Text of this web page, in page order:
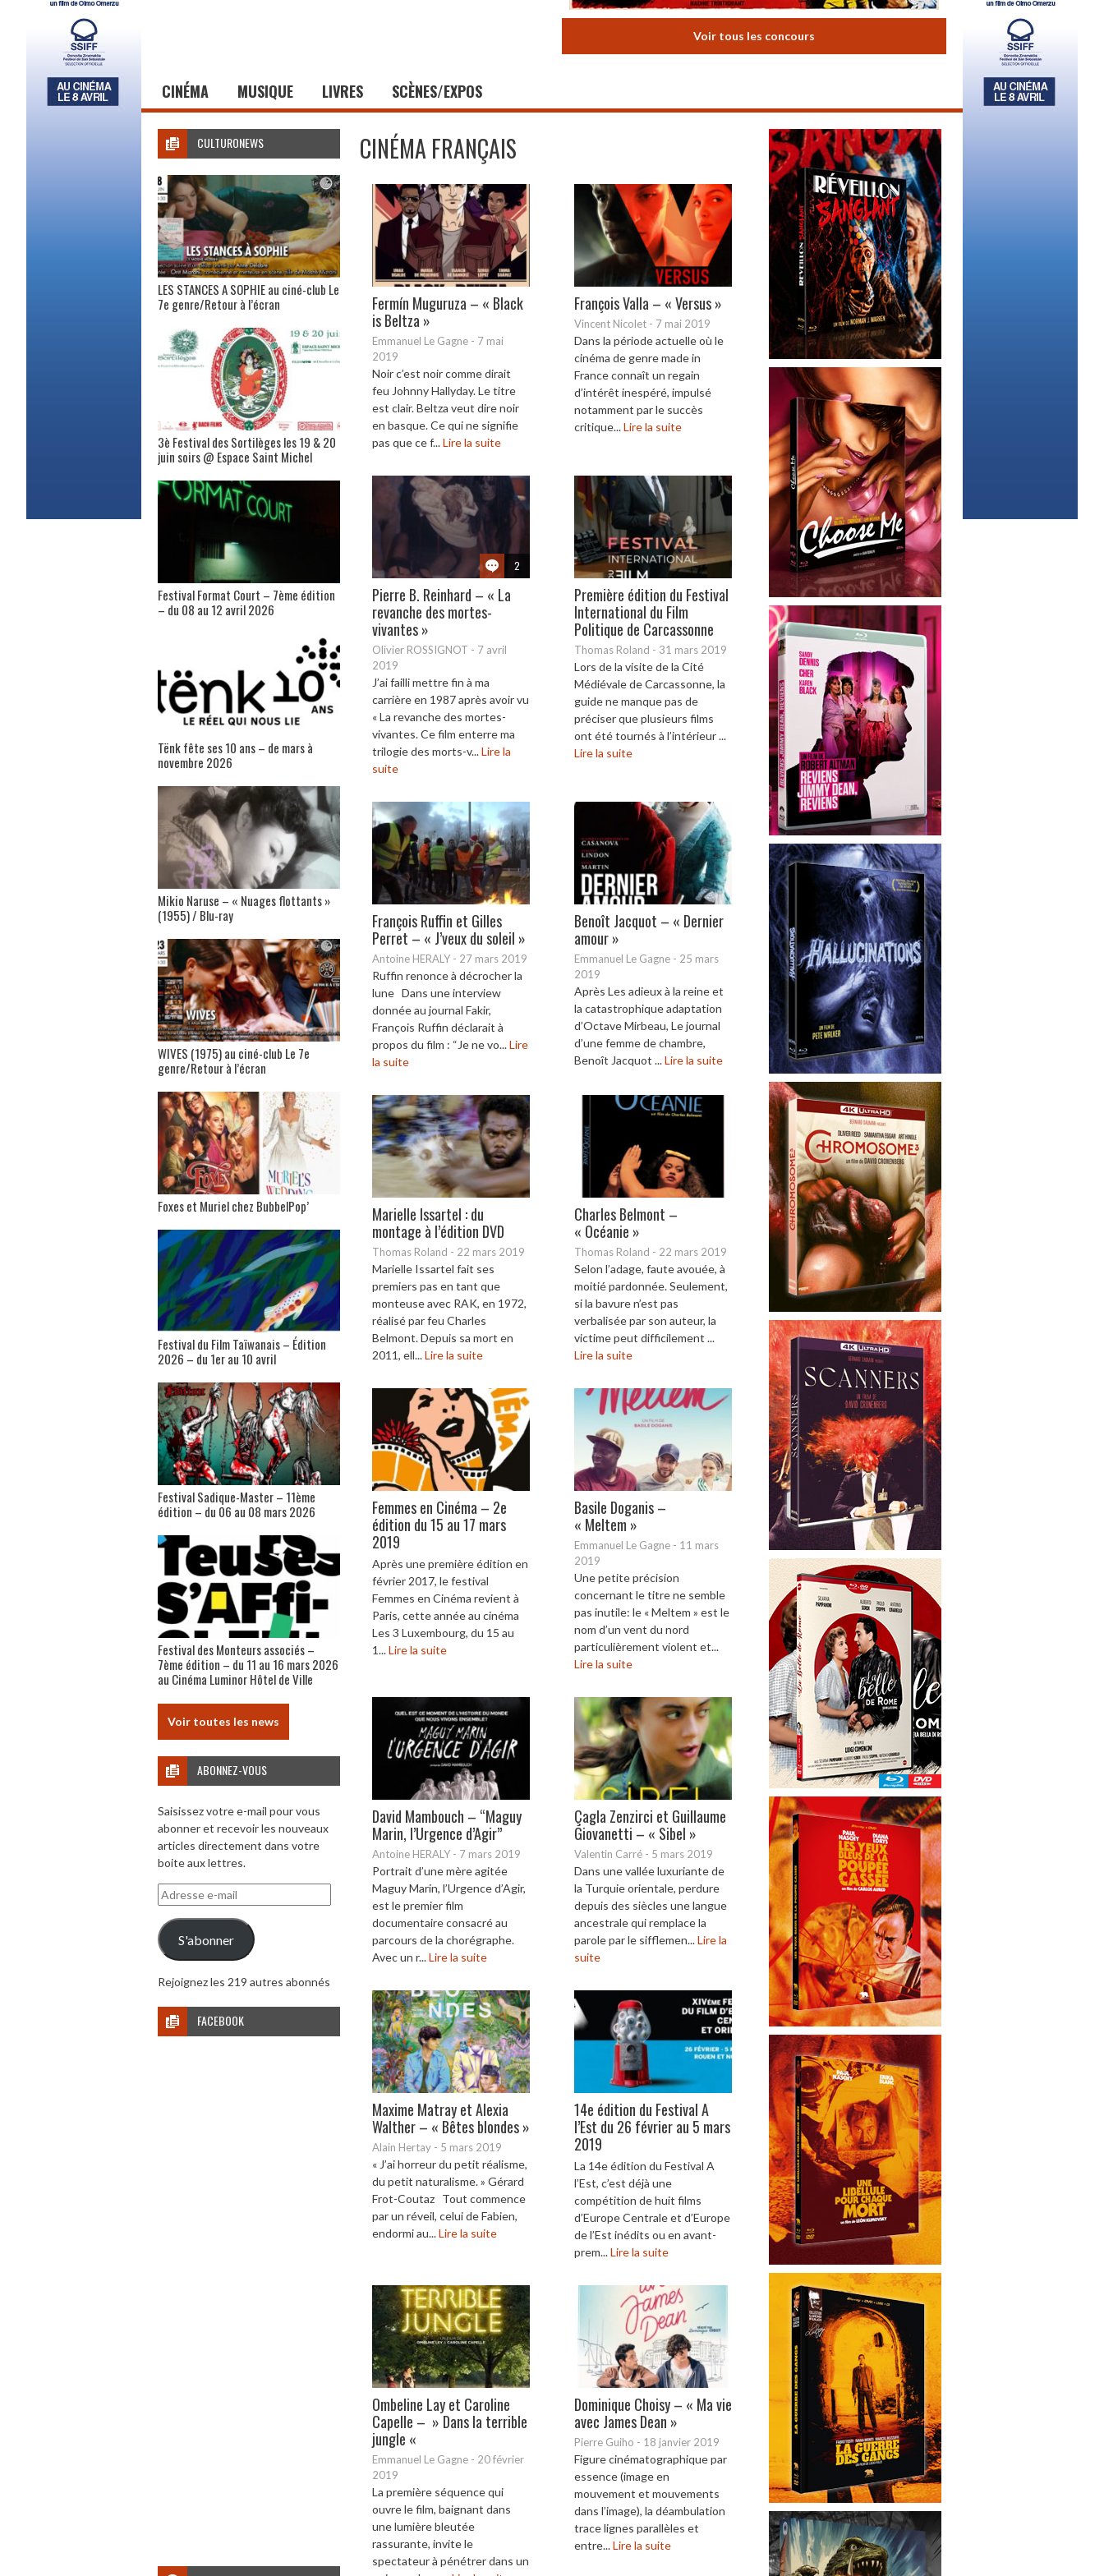
Voir tous les concours
CINÉMA MUSIQUE LIVRES SCÈNES/EXPOS
CINÉMA FRANÇAIS
Fermín Muguruza – « Black
is Beltza »
Emmanuel Le Gagne - 7 mai
2019
Noir c’est noir comme dirait
feu Johnny Hallyday. Le titre
est clair. Beltza veut dire noir
en basque. Ce qui ne signifie
pas que ce f...Lire la suite
François Valla – « Versus »
Vincent Nicolet - 7 mai 2019
Dans la période actuelle où le
cinéma de genre made in
France connaît un regain
d’intérêt inespéré, impulsé
notamment par le succès
critique...Lire la suite
2
Pierre B. Reinhard – « La
revanche des mortes-
vivantes »
Olivier ROSSIGNOT - 7 avril
2019
J’ai failli mettre fin à ma
carrière en 1987 après avoir vu
« La revanche des mortes-
vivantes. Ce film enterre ma
trilogie des morts-v...Lire la
suite
Première édition du Festival
International du Film
Politique de Carcassonne
Thomas Roland - 31 mars 2019
Lors de la visite de la Cité
Médiévale de Carcassonne, la
guide ne manque pas de
préciser que plusieurs films
ont été tournés à l’intérieur ...
Lire la suite
François Ruffin et Gilles
Perret – « J’veux du soleil »
Antoine HERALY - 27 mars 2019
Ruffin renonce à décrocher la
lune Dans une interview
donnée au journal Fakir,
François Ruffin déclarait à
propos du film : “Je ne vo...Lire
la suite
Benoît Jacquot – « Dernier
amour »
Emmanuel Le Gagne - 25 mars
2019
Après Les adieux à la reine et
la catastrophique adaptation
d’Octave Mirbeau, Le journal
d’une femme de chambre,
Benoît Jacquot ...Lire la suite
Marielle Issartel : du
montage à l’édition DVD
Thomas Roland - 22 mars 2019
Marielle Issartel fait ses
premiers pas en tant que
monteuse avec RAK, en 1972,
réalisé par feu Charles
Belmont. Depuis sa mort en
2011, ell...Lire la suite
Charles Belmont –
« Océanie »
Thomas Roland - 22 mars 2019
Selon l’adage, faute avouée, à
moitié pardonnée. Seulement,
si la bavure n’est pas
verbalisée par son auteur, la
victime peut difficilement ...
Lire la suite
Femmes en Cinéma – 2e
édition du 15 au 17 mars
2019
Après une première édition en
février 2017, le festival
Femmes en Cinéma revient à
Paris, cette année au cinéma
Les 3 Luxembourg, du 15 au
1...Lire la suite
Basile Doganis –
« Meltem »
Emmanuel Le Gagne - 11 mars
2019
Une petite précision
concernant le titre ne semble
pas inutile: le « Meltem » est le
nom d’un vent du nord
particulièrement violent et...
Lire la suite
David Mambouch – “Maguy
Marin, l’Urgence d’Agir”
Antoine HERALY - 7 mars 2019
Portrait d’une mère agitée
Maguy Marin, l’Urgence d’Agir,
est le premier film
documentaire consacré au
parcours de la chorégraphe.
Avec un r...Lire la suite
Çagla Zenzirci et Guillaume
Giovanetti – « Sibel »
Valentin Carré - 5 mars 2019
Dans une vallée luxuriante de
la Turquie orientale, perdure
depuis des siècles une langue
ancestrale qui remplace la
parole par le sifflemen...Lire la
suite
Maxime Matray et Alexia
Walther – « Bêtes blondes »
Alain Hertay - 5 mars 2019
« J’ai horreur du petit réalisme,
du petit naturalisme. » Gérard
Frot-Coutaz Tout commence
par un réveil, celui de Fabien,
endormi au...Lire la suite
14e édition du Festival A
l’Est du 26 février au 5 mars
2019
La 14e édition du Festival A
l’Est, c’est déjà une
compétition de huit films
d’Europe Centrale et d’Europe
de l’Est inédits ou en avant-
prem...Lire la suite
Ombeline Lay et Caroline
Capelle – » Dans la terrible
jungle «
Emmanuel Le Gagne - 20 février
2019
La première séquence qui
ouvre le film, baignant dans
une lumière bleutée
rassurante, invite le
spectateur à pénétrer dans un
Dominique Choisy – « Ma vie
avec James Dean »
Pierre Guiho - 18 janvier 2019
Figure cinématographique par
essence (image en
mouvement et mouvements
dans l’image), la déambulation
trace lignes parallèles et
entre...Lire la suite
CULTURONEWS
LES STANCES A SOPHIE au ciné-club Le
7e genre/Retour à l’écran
3è Festival des Sortilèges les 19 & 20
juin soirs @ Espace Saint Michel
Festival Format Court – 7ème édition
– du 08 au 12 avril 2026
Tënk fête ses 10 ans – de mars à
novembre 2026
Mikio Naruse – « Nuages flottants »
(1955) / Blu-ray
WIVES (1975) au ciné-club Le 7e
genre/Retour à l’écran
Foxes et Muriel chez BubbelPop’
Festival du Film Taïwanais – Édition
2026 – du 1er au 10 avril
Festival Sadique-Master – 11ème
édition – du 06 au 08 mars 2026
Festival des Monteurs associés –
7ème édition – du 11 au 16 mars 2026
au Cinéma Luminor Hôtel de Ville
Voir toutes les news
ABONNEZ-VOUS
Saisissez votre e-mail pour vous
abonner et recevoir les nouveaux
articles directement dans votre
boite aux lettres.
Adresse
e-
mail
S'abonner
Rejoignez les 219 autres abonnés
FACEBOOK